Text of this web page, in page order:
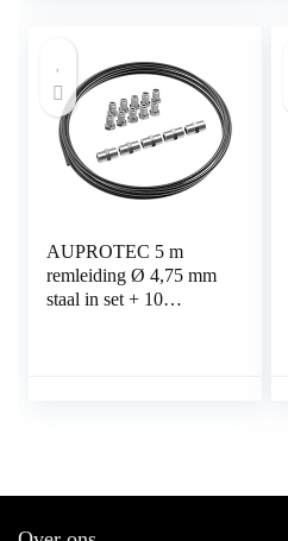
AUPROTEC 5 m
remleiding Ø 4,75 mm
staal in set + 10